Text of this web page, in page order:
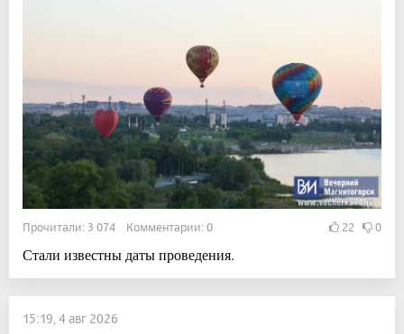
Прочитали: 3 074 Комментарии: 0 22 0
Стали известны даты проведения.
15:19, 4 авг 2026